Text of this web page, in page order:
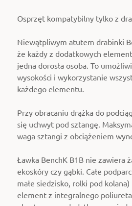
Osprzęt kompatybilny tylko z
Niewątpliwym atutem drabinki
że każdy z dodatkowych
jedna dorosła osoba. To
wysokości i wykorzystanie
każdego elementu.
Przy obracaniu drążka do
się uchwyt pod sztangę.
waga sztangi z obciążeniem
Ławka BenchK B1B nie zawiera
ekoskóry czy gąbki. Całe
małe siedzisko, rolki pod
element z integralnego